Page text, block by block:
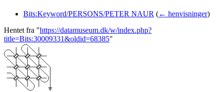
Bits:Keyword/PERSONS/PETER NAUR (← henvisninger)
Hentet fra "https://datamuseum.dk/w/index.php?
title=Bits:30009331&oldid=68385"